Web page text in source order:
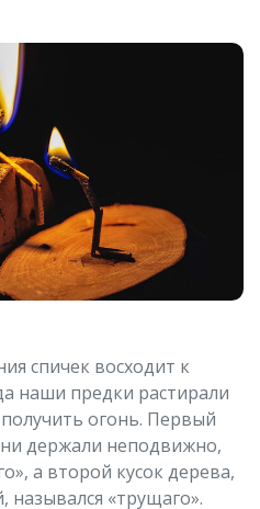
спичек восходит к
наши предки растирали
огонь. Первый
держали неподвижно,
а второй кусок дерева,
«трущаго».